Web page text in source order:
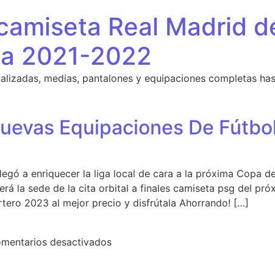
Real Madrid
2021-2022
medias, pantalones y equipaciones completas
Equipaciones De
a enriquecer la liga local de cara a la próxima Copa
la sede de la cita orbital a finales camiseta psg del
2023 al mejor precio y disfrútala Ahorrando! […]
desactivadosen Todas Las Nuevas